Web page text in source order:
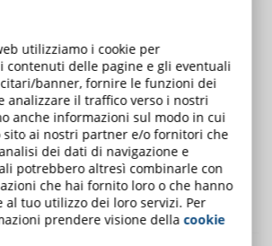
in motion
fanno la differenza
il caso di realizzare un’infografica
eLearning? Ecco 5 consigli per
nelle tue produzioni e-learning.
0
utilizziamo i cookie per
contenuti delle pagine e gli eventuali
banner, fornire le funzioni dei
analizzare il traffico verso i nostri
anche informazioni sul modo in cui
ai nostri partner e/o fornitori che
dei dati di navigazione e
potrebbero altresì combinarle con
che hai fornito loro o che hanno
al tuo utilizzo dei loro servizi. Per
prendere visione dellacookie